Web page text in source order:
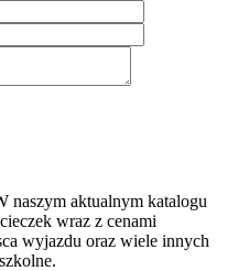
naszym aktualnym katalogu
wraz z cenami
wyjazdu oraz wiele innych